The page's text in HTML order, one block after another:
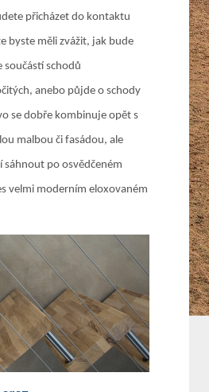
přicházet do kontaktu
byste měli zvážit, jak bude
součástí schodů
anebo půjde o schody
se dobře kombinuje opět s
malbou či fasádou, ale
sáhnout po osvědčeném
velmi moderním eloxovaném